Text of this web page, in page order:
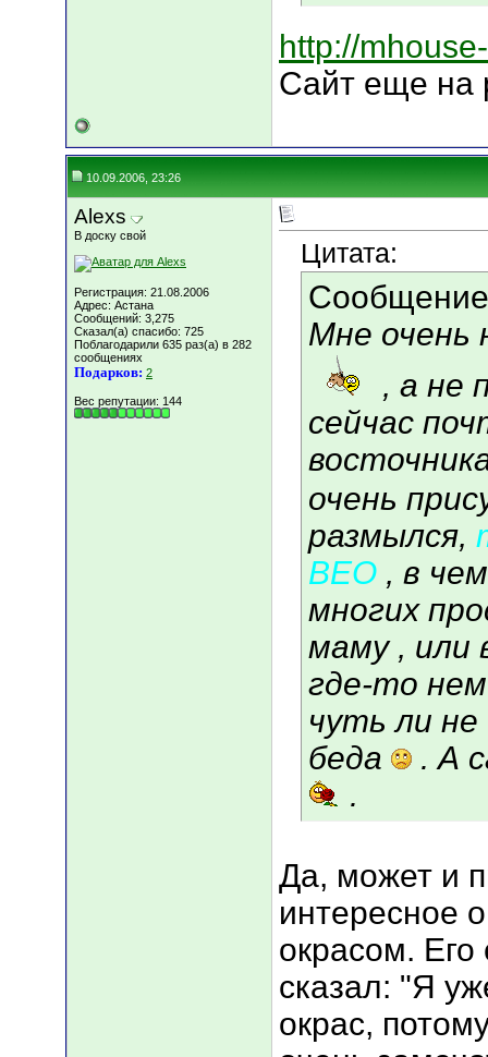
http://
Сайт еще на
10.09.2006, 23:26
Alexs
В доску свой
Регистрация: 21.08.2006
Адрес: Астана
Сообщений: 3,275
Сказал(а) спасибо: 725
Поблагодарили 635 раз(а) в 282
сообщениях
Подарков: 2
Вес репутации: 144
Цитата:
Мне очень
, а не
сейчас
очень
размылся,
ВЕО , в
многих
маму , или
где-то
чуть ли не
беда
. А
.
Да, может и
интересное
окрасом.
сказал: "Я
окрас,